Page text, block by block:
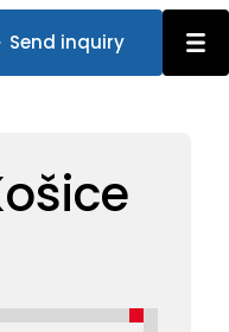
Send inquiry